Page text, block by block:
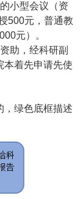
小型会议（资
500元，普通教
元）。
助，经科研副
本着先申请先使
，绿色底框描述